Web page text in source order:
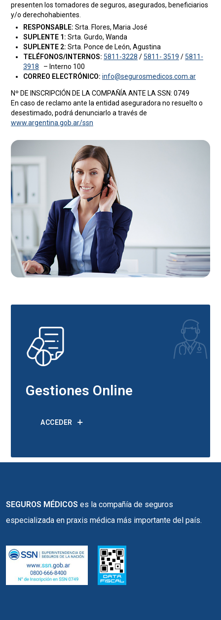
presenten los tomadores de seguros, asegurados, beneficiarios
y/o derechohabientes.
RESPONSABLE: Srta. Flores, Maria José
SUPLENTE 1: Srta. Gurdo, Wanda
SUPLENTE 2: Srta. Ponce de León, Agustina
TELÉFONOS/INTERNOS: 5811-3228 / 5811- 3519 / 5811-
3918 – Interno 100
CORREO ELECTRÓNICO: info@segurosmedicos.com.ar
Nº DE INSCRIPCIÓN DE LA COMPAÑÍA ANTE LA SSN: 0749
En caso de reclamo ante la entidad aseguradora no resuelto o
desestimado, podrá denunciarlo a través de
www.argentina.gob.ar/ssn
Gestiones Online
ACCEDER
SEGUROS MÉDICOS es la compañía de seguros
especializada en praxis médica más importante del país.